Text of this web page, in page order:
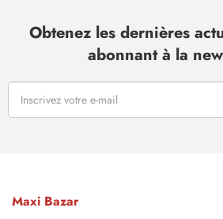
Obtenez les dernières
abonnant à la
Maxi Bazar